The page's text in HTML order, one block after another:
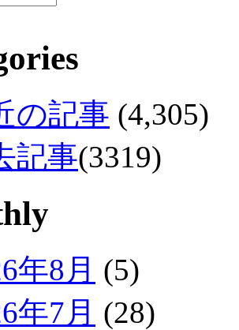
の記事 (4,305)
記事(3319)
年8月 (5)
年7月 (28)